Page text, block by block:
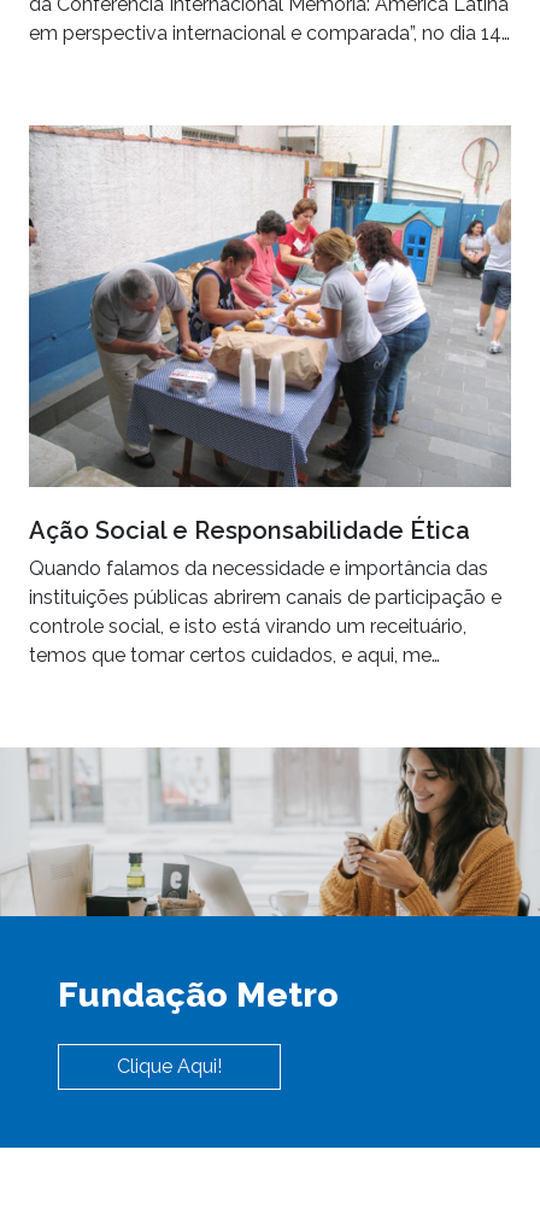
em perspectiva internacional e comparada”, no dia 14…
Ação Social e Responsabilidade Ética
Quando falamos da necessidade e importância das
instituições públicas abrirem canais de participação e
controle social, e isto está virando um receituário,
temos que tomar certos cuidados, e aqui, me…
Fundação Metro
Clique Aqui!